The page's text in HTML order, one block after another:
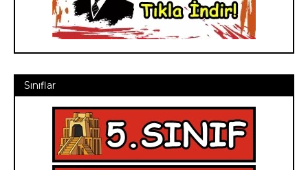
Sınıflar